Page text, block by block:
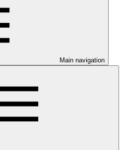
Main navigation